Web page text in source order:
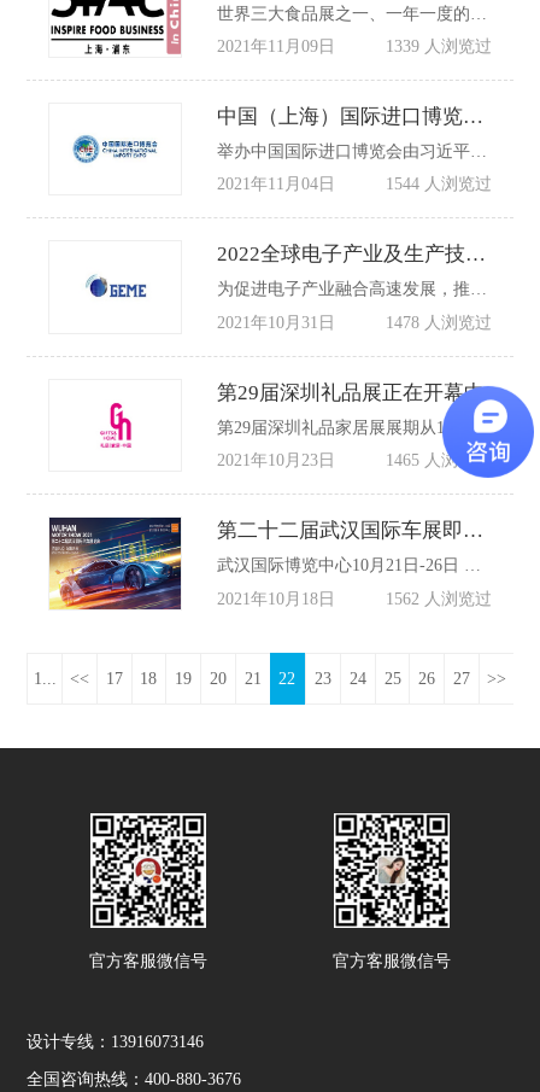
2021年11月09日
1339 人浏览过
中国（上海）国际进口博览会将于明天正式开幕
2021年11月04日
1544 人浏览过
2022全球电子产业及生产技术（重庆）博览会GEME将于4月份开幕
为促进电子产业融合高速发展，推动成渝经济圈电子产业技术创新，由重庆市经济和信息化委员会、中国电子学会、中国汽车工业协会支持，重庆市电子学会、四川省电子学会、重庆市电子产业技术创新战略联盟、重庆市集成电路技术创新战略联盟、重庆市机器人与智能装备产业联合会、重庆市电源学会、重庆市电子电路制造行业协会等联合主办的“第四届全球电子产业及生产技术（重庆）博览会GEME将于2022年4月26日-28日在重庆国际博览中心举办。
2021年10月31日
1478 人浏览过
第29届深圳礼品展正在开幕中
第29届深圳礼品家居展展期从10月21至24日，共为期4天。展会将深挖礼品行业巨大市场潜力，拓展国内行业经济提质增效发展空间，未来将携手礼业人持续缔造高品质、高效率、高性价比、高口碑等优势，共同推动礼品经济稳步高质量发展。
2021年10月23日
1465 人浏览过
第二十二届武汉国际车展即将开幕
武汉国际博览中心10月21日-26日 第二十二届武汉国际汽车展览会不见不散 回顾2020年第二十一届武汉国际车展，是武汉按下“重启键”后规模最大的线下展会之一，以其独领华中汽车消费风向标的影响力，展示出了大武汉的强劲经济动力和良好城市形象。
2021年10月18日
1562 人浏览过
1... << 17 18 19 20 21 22 23 24 25 26 27 >>
官方客服微信号 官方客服微信号
设计专线：13916073146
全国咨询热线：400-880-3676